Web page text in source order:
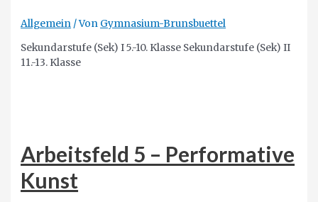
Allgemein / Von Gymnasium-Brunsbuettel
Sekundarstufe (Sek) I 5.-10. Klasse Sekundarstufe (Sek) II
11.-13. Klasse
Arbeitsfeld 5 – Performative
Kunst